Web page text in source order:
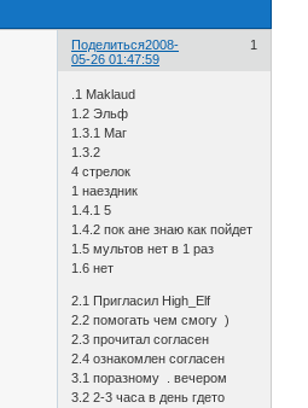
Поделиться 1
2008-
05-26 01:47:59
.1 Maklaud
1.2 Эльф
1.3.1 Маг
1.3.2
4 стрелок
1 наездник
1.4.1 5
1.4.2 пок ане знаю как пойдет
1.5 мультов нет в 1 раз
1.6 нет
2.1 Пригласил High_Elf
2.2 помогать чем смогу )
2.3 прочитал согласен
2.4 ознакомлен согласен
3.1 поразному . вечером
3.2 2-3 часа в день гдето